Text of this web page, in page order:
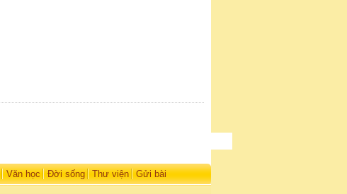
Văn học Đời sống Thư viện Gửi bài